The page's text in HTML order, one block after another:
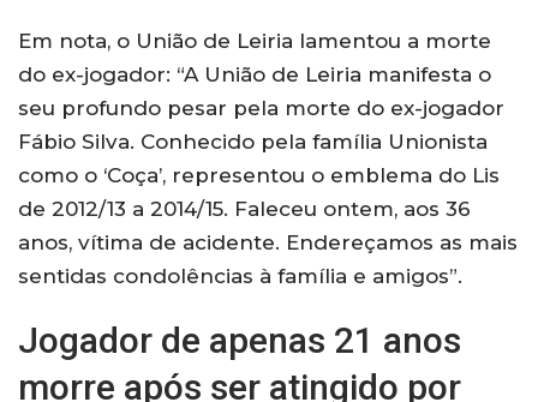
Em nota, o União de Leiria lamentou a morte
do ex-jogador: “A União de Leiria manifesta o
seu profundo pesar pela morte do ex-jogador
Fábio Silva. Conhecido pela família Unionista
como o ‘Coça’, representou o emblema do Lis
de 2012/13 a 2014/15. Faleceu ontem, aos 36
anos, vítima de acidente. Endereçamos as mais
sentidas condolências à família e amigos”.
Jogador de apenas 21 anos
morre após ser atingido por